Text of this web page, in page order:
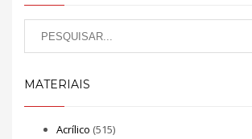
MATERIAIS
Acrílico (515)